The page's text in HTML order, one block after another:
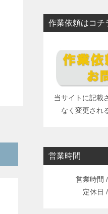
作業依頼はコチ
当サイトに記載
なく変更され
営業時間
営業時間
定休日